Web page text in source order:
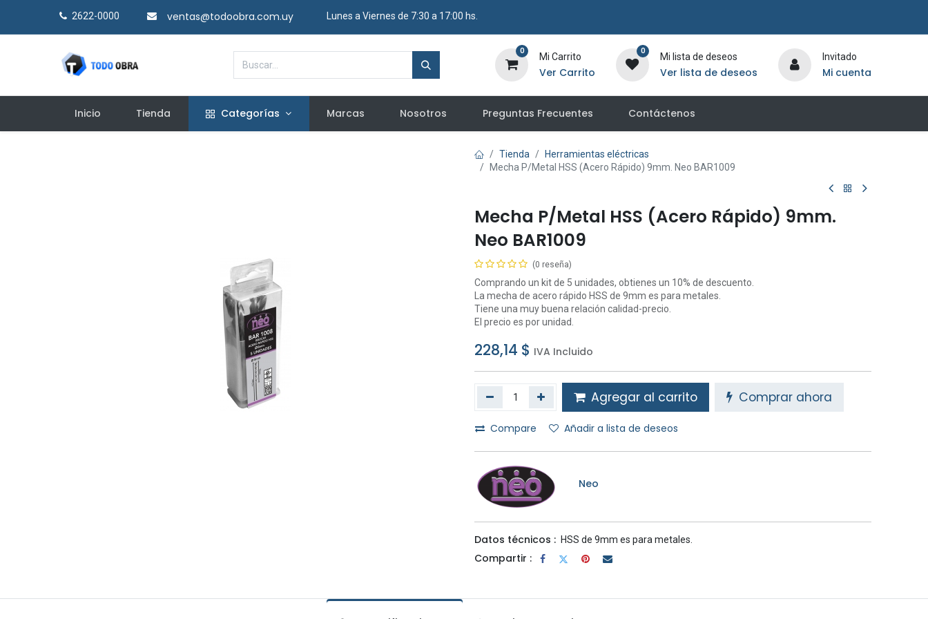
2622-0000​ ventas@todoobra.com.uy ​ Lunes a Viernes de 7:30 a 17:00 hs.
0
Mi Carrito
Ver Carrito
0
Mi lista de deseos
Ver lista de deseos
Invitado
Mi cuenta
Inicio Tienda Categorías Marcas Nosotros Preguntas Frecuentes Contáctenos
Tienda
Herramientas eléctricas
Mecha P/Metal HSS (Acero Rápido) 9mm. Neo BAR1009
Mecha P/Metal HSS (Acero Rápido) 9mm.
Neo BAR1009
(0 reseña)
Comprando un kit de 5 unidades, obtienes un 10% de descuento.
La mecha de acero rápido HSS de 9mm es para metales.
Tiene una muy buena relación calidad-precio.
El precio es por unidad.
228,14 $ IVA Incluido
Agregar al carrito Comprar ahora
Compare Añadir a lista de deseos
Neo
Datos técnicos : HSS de 9mm es para metales.
Compartir :